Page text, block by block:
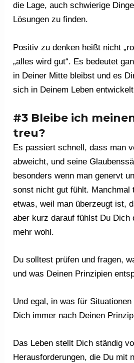
die Lage, auch schwierige
Lösungen zu finden.
Positiv zu denken heißt nicht
„alles wird gut“. Es bedeutet
in Deiner Mitte bleibst und es
sich in Deinem Leben
#3 Bleibe ich
treu?
Es passiert schnell, dass man
abweicht, und seine
besonders wenn man genervt
sonst nicht gut fühlt. Manchmal
etwas, weil man überzeugt ist,
aber kurz darauf fühlst Du Dich
mehr wohl.
Du solltest prüfen und fragen,
und was Deinen Prinzipien
Und egal, in was für
Dich immer nach Deinen
Das Leben stellt Dich ständig
Herausforderungen, die Du mit